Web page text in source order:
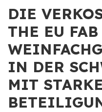
DIE
THE EU
IN DER
MIT